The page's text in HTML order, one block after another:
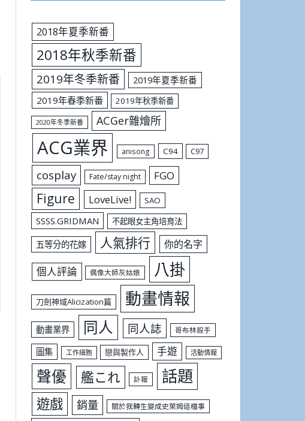
2018年夏季新番
2018年秋季新番
2019年冬季新番
2019年夏季新番
2019年春季新番
2019年秋季新番
2020年冬季新番 ACGer雜燴所
ACG業界 anisong C94 C97
cosplay Fate/stay night FGO
Figure LoveLive! SAO
SSSS.GRIDMAN 不起眼女主角培育法
五等分的花嫁 人氣排行 你的名字
個人評論 偶像大師灰姑娘 八掛
刀劍神域Alicization篇 動畫情報
動畫業界 同人 同人誌 哥布林殺手
圖集 工作細胞 戀與製作人 手遊 活動情報
聲優 艦これ 訃報 話題
遊戲 銷量 關於我轉生變成史萊姆這檔事